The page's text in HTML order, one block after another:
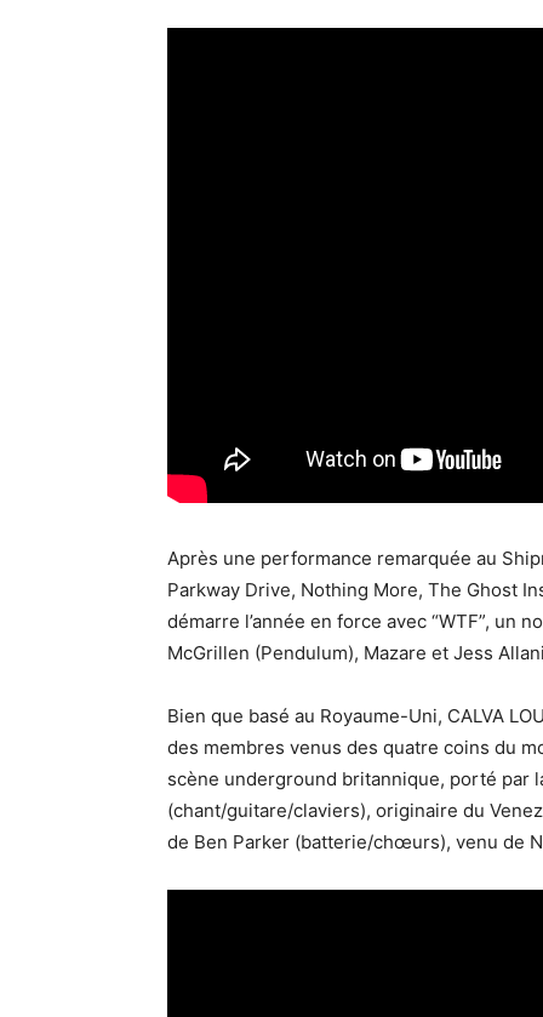
Après une performance remarquée au
Parkway Drive, Nothing More, The Ghost
démarre l’année en force avec “WTF”, un
McGrillen (Pendulum), Mazare et Jess
Bien que basé au Royaume-Uni, CALVA
des membres venus des quatre coins du
scène underground britannique, porté par
(chant/guitare/claviers), originaire du
de Ben Parker (batterie/chœurs), venu de